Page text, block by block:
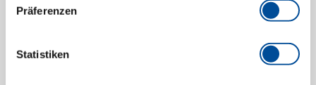
Präferenzen
Statistiken